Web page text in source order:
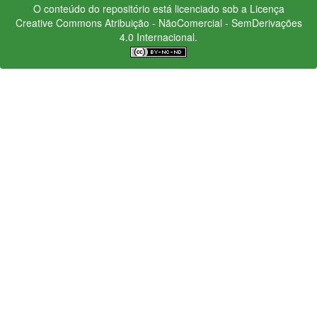
O conteúdo do repositório está licenciado sob a Licença
Creative CommonsAtribuição - NãoComercial - SemDerivações
4.0 Internacional.